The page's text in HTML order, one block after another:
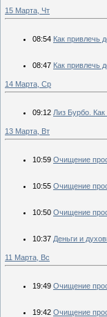
15 Марта, Чт
08:54 Как привлечь
08:47 Как привлечь
14 Марта, Ср
09:12 Лиз Бурбо.
13 Марта, Вт
10:59 Очищение
10:55 Очищение
10:50 Очищение
10:37 Деньги и
11 Марта, Вс
19:49 Очищение
19:42 Очищение